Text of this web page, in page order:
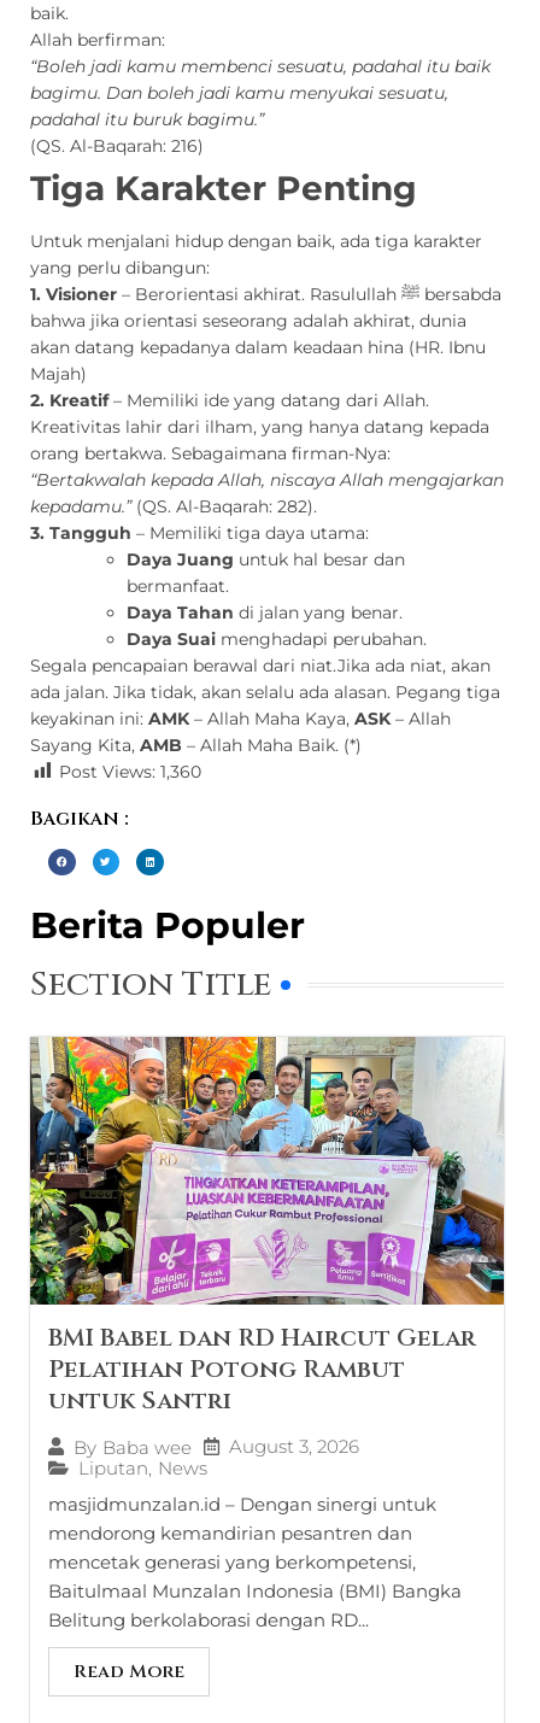
baik.
Allah berfirman:
“Boleh jadi kamu membenci sesuatu, padahal itu baik
bagimu. Dan boleh jadi kamu menyukai sesuatu,
padahal itu buruk bagimu.”
(QS. Al-Baqarah: 216)
Tiga Karakter Penting
Untuk menjalani hidup dengan baik, ada tiga karakter
yang perlu dibangun:
1. Visioner – Berorientasi akhirat. Rasulullah ﷺ bersabda
bahwa jika orientasi seseorang adalah akhirat, dunia
akan datang kepadanya dalam keadaan hina (HR. Ibnu
Majah)
2. Kreatif– Memiliki ide yang datang dari Allah.
Kreativitas lahir dari ilham, yang hanya datang kepada
orang bertakwa. Sebagaimana firman-Nya:
“Bertakwalah kepada Allah, niscaya Allah mengajarkan
kepadamu.”(QS. Al-Baqarah: 282).
3. Tangguh – Memiliki tiga daya utama:
Daya Juang untuk hal besar dan
bermanfaat.
Daya Tahan di jalan yang benar.
Daya Suai menghadapi perubahan.
Segala pencapaian berawal dari niat.Jika ada niat, akan
ada jalan. Jika tidak, akan selalu ada alasan. Pegang tiga
keyakinan ini: AMK– Allah Maha Kaya, ASK– Allah
Sayang Kita, AMB – Allah Maha Baik. (*)
Post Views: 1,360
Bagikan :
Berita Populer
Section Title
BMI Babel dan RD Haircut Gelar
Pelatihan Potong Rambut
untuk Santri
By Baba wee
August 3, 2026
Liputan, News
masjidmunzalan.id – Dengan sinergi untuk
mendorong kemandirian pesantren dan
mencetak generasi yang berkompetensi,
Baitulmaal Munzalan Indonesia (BMI) Bangka
Belitung berkolaborasi dengan RD...
Read More